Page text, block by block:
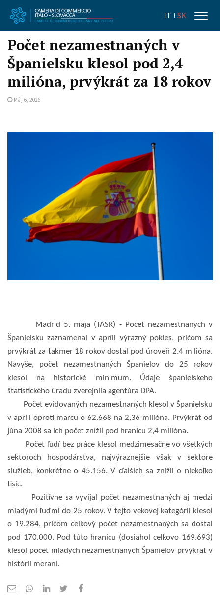
IT SK
Počet nezamestnaných v
Španielsku klesol pod 2,4
milióna, prvýkrát za 18 rokov
Máj 6, 2026
Madrid 5. mája (TASR) - Počet nezamestnaných v
Španielsku zaznamenal v apríli výrazný pokles, pričom sa
prvýkrát za takmer 18 rokov dostal pod úroveň 2,4 milióna.
Navyše, počet nezamestnaných Španielov do 25 rokov
klesol na historické minimum. Údaje španielskeho
štatistického úradu zverejnila agentúra DPA.
Počet evidovaných nezamestnaných klesol v Španielsku
v apríli oproti marcu o 62.668 na 2,36 milióna. Prvýkrát od
júna 2008 sa ich počet znížil pod hranicu 2,4 milióna.
Počet ľudí bez práce klesol medzimesačne vo všetkých
sektoroch hospodárstva, najvýraznejšie však v sektore
služieb, konkrétne o 45.156. V ďalších sa znížil o niekoľko
tisíc.
Pozitívne sa vyvíjal počet nezamestnaných aj medzi
mladými ľuďmi do 25 rokov. V tejto vekovej kategórii klesol
o 19.284, pričom celkový počet nezamestnaných sa dostal
pod 170.000. Pod túto hranicu (dosiahol celkovo 169.693)
klesol počet mladých nezamestnaných Španielov prvýkrát v
histórii meraní.